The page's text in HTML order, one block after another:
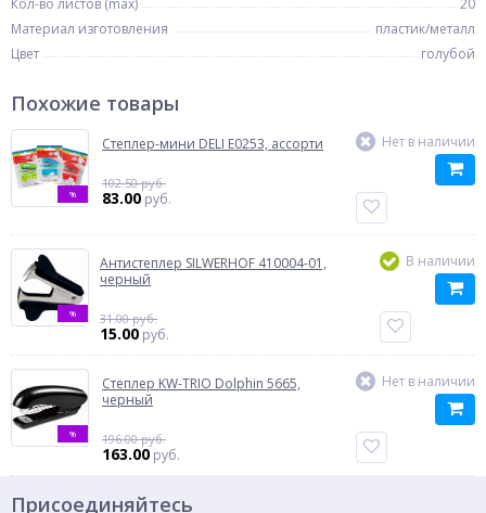
Кол-во листов (max)
20
Материал изготовления
пластик/металл
Цвет
голубой
Похожие товары
%
Степлер-мини DELI E0253, ассорти
102.50 руб.
83.00 руб.
Нет в наличии
%
Антистеплер SILWERHOF 410004-01,
черный
31.00 руб.
15.00 руб.
В наличии
%
Степлер KW-TRIO Dolphin 5665,
черный
196.00 руб.
163.00 руб.
Нет в наличии
Присоединяйтесь